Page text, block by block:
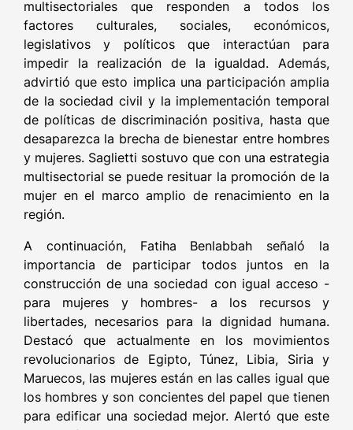
multisectoriales que responden a todos los
factores culturales, sociales, económicos,
legislativos y políticos que interactúan para
impedir la realización de la igualdad. Además,
advirtió que esto implica una participación amplia
de la sociedad civil y la implementación temporal
de políticas de discriminación positiva, hasta que
desaparezca la brecha de bienestar entre hombres
y mujeres. Saglietti sostuvo que con una estrategia
multisectorial se puede resituar la promoción de la
mujer en el marco amplio de renacimiento en la
región.
A continuación, Fatiha Benlabbah señaló la
importancia de participar todos juntos en la
construcción de una sociedad con igual acceso -
para mujeres y hombres- a los recursos y
libertades, necesarios para la dignidad humana.
Destacó que actualmente en los movimientos
revolucionarios de Egipto, Túnez, Libia, Siria y
Maruecos, las mujeres están en las calles igual que
los hombres y son concientes del papel que tienen
para edificar una sociedad mejor. Alertó que este